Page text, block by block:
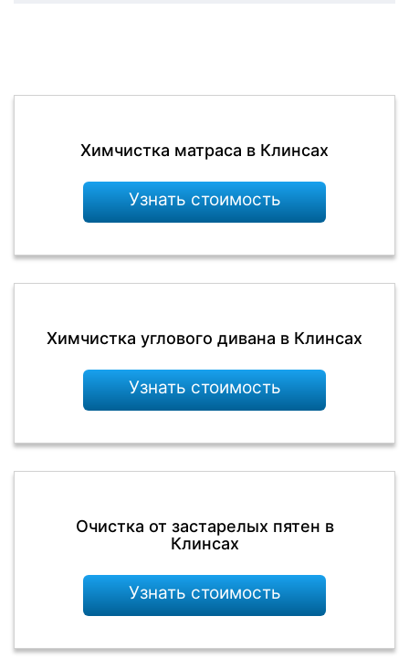
Химчистка матраса в Клинсах
Узнать стоимость
Химчистка углового дивана в Клинсах
Узнать стоимость
Очистка от застарелых пятен в
Клинсах
Узнать стоимость